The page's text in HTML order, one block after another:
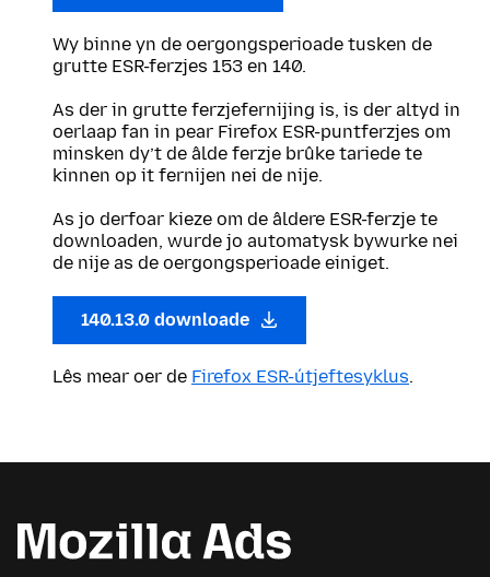
Wy binne yn de oergongsperioade tusken de
grutte ESR-ferzjes 153 en 140.
As der in grutte ferzjefernijing is, is der altyd in
oerlaap fan in pear Firefox ESR-puntferzjes om
minsken dy’t de âlde ferzje brûke tariede te
kinnen op it fernijen nei de nije.
As jo derfoar kieze om de âldere ESR-ferzje te
downloaden, wurde jo automatysk bywurke nei
de nije as de oergongsperioade einiget.
140.13.0 downloade
Lês mear oer de Firefox ESR-útjeftesyklus.